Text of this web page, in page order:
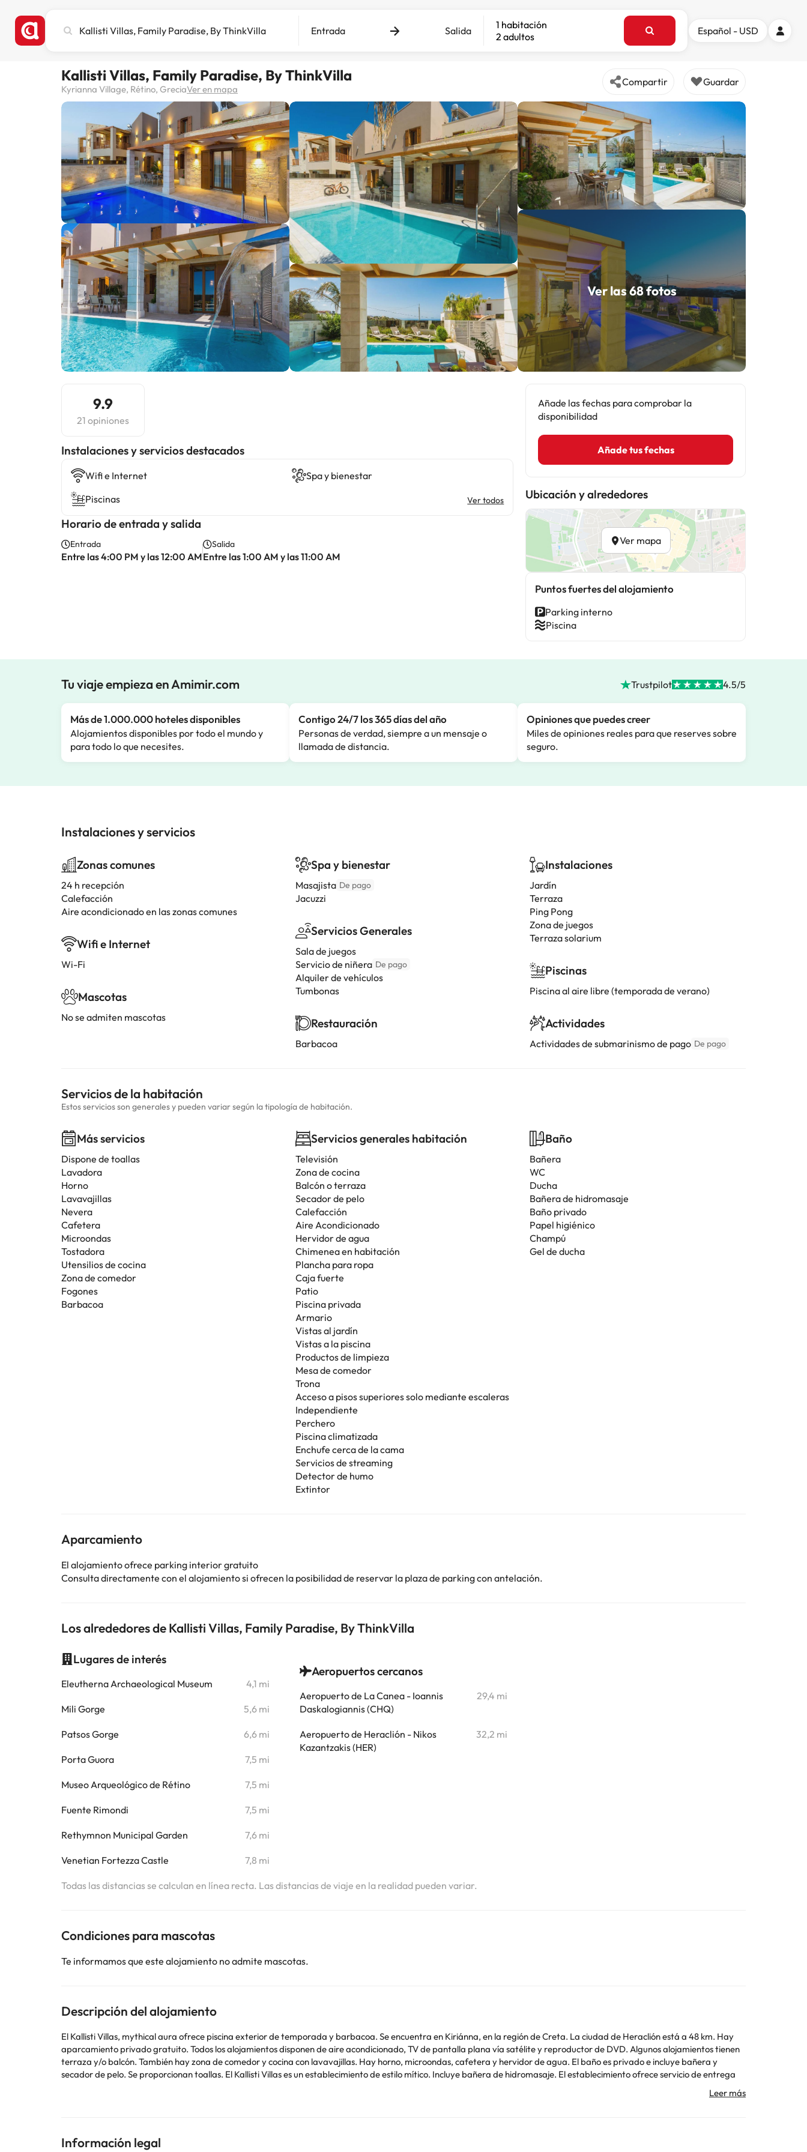
ciudad,
destino
Entrada Salida
1 habitación
2 adultos
Español - USD
Kallisti Villas, Family Paradise, By ThinkVilla
Kyrianna Village, Rétino, GreciaVer en mapa
Compartir Guardar
Ver las 68 fotos
9.9
21 opiniones
Instalaciones y servicios destacados
Wifi e Internet
Spa y bienestar
Piscinas
Ver todos
Horario de entrada y salida
Entrada
Entre las 4:00 PM y las 12:00 AM
Salida
Entre las 1:00 AM y las 11:00 AM
Añade las fechas para comprobar la
disponibilidad
Añade tus fechas
Ubicación y alrededores
Ver mapa
Puntos fuertes del alojamiento
Parking interno
Piscina
Tu viaje empieza en Amimir.com Trustpilot 4.5/5
Más de 1.000.000 hoteles disponibles
Alojamientos disponibles por todo el mundo y
para todo lo que necesites.
Contigo 24/7 los 365 días del año
Personas de verdad, siempre a un mensaje o
llamada de distancia.
Opiniones que puedes creer
Miles de opiniones reales para que reserves sobre
seguro.
Instalaciones y servicios
Zonas comunes
24 h recepción
Calefacción
Aire acondicionado en las zonas comunes
Wifi e Internet
Wi-Fi
Mascotas
No se admiten mascotas
Spa y bienestar
Masajista De pago
Jacuzzi
Servicios Generales
Sala de juegos
Servicio de niñera De pago
Alquiler de vehículos
Tumbonas
Restauración
Barbacoa
Instalaciones
Jardín
Terraza
Ping Pong
Zona de juegos
Terraza solarium
Piscinas
Piscina al aire libre (temporada de verano)
Actividades
Actividades de submarinismo de pago De pago
Servicios de la habitación
Estos servicios son generales y pueden variar según la tipología de habitación.
Más servicios
Dispone de toallas
Lavadora
Horno
Lavavajillas
Nevera
Cafetera
Microondas
Tostadora
Utensilios de cocina
Zona de comedor
Fogones
Barbacoa
Servicios generales habitación
Televisión
Zona de cocina
Balcón o terraza
Secador de pelo
Calefacción
Aire Acondicionado
Hervidor de agua
Chimenea en habitación
Plancha para ropa
Caja fuerte
Patio
Piscina privada
Armario
Vistas al jardín
Vistas a la piscina
Productos de limpieza
Mesa de comedor
Trona
Acceso a pisos superiores solo mediante escaleras
Independiente
Perchero
Piscina climatizada
Enchufe cerca de la cama
Servicios de streaming
Detector de humo
Extintor
Baño
Bañera
WC
Ducha
Bañera de hidromasaje
Baño privado
Papel higiénico
Champú
Gel de ducha
Aparcamiento
El alojamiento ofrece parking interior gratuito
Consulta directamente con el alojamiento si ofrecen la posibilidad de reservar la plaza de parking con antelación.
Los alrededores de Kallisti Villas, Family Paradise, By ThinkVilla
Lugares de interés
Eleutherna Archaeological Museum 4,1 mi
Mili Gorge 5,6 mi
Patsos Gorge 6,6 mi
Porta Guora 7,5 mi
Museo Arqueológico de Rétino 7,5 mi
Fuente Rimondi 7,5 mi
Rethymnon Municipal Garden 7,6 mi
Venetian Fortezza Castle 7,8 mi
Aeropuertos cercanos
Aeropuerto de La Canea - Ioannis
Daskalogiannis (CHQ)
29,4 mi
Aeropuerto de Heraclión - Nikos
Kazantzakis (HER)
32,2 mi
Todas las distancias se calculan en línea recta. Las distancias de viaje en la realidad pueden variar.
Condiciones para mascotas
Te informamos que este alojamiento no admite mascotas.
Descripción del alojamiento
El Kallisti Villas, mythical aura ofrece piscina exterior de temporada y barbacoa. Se encuentra en Kiriánna, en la región de Creta. La ciudad de Heraclión está a 48 km. Hay
aparcamiento privado gratuito. Todos los alojamientos disponen de aire acondicionado, TV de pantalla plana vía satélite y reproductor de DVD. Algunos alojamientos tienen
terraza y/o balcón. También hay zona de comedor y cocina con lavavajillas. Hay horno, microondas, cafetera y hervidor de agua. El baño es privado e incluye bañera y
secador de pelo. Se proporcionan toallas. El Kallisti Villas es un establecimiento de estilo mítico. Incluye bañera de hidromasaje. El establecimiento ofrece servicio de entrega
practicar ciclismo. El Kallisti Villas, mythical aura, By ThinkVilla se encuentra a 18 km de Balíon y a 12 km de Rétino. El aeropuerto más cercano es el aeropuerto internacional de
reserva o ponerte en contacto directamente con el alojamiento. Los datos de contacto aparecen en la confirmación de la reserva. En este alojamiento no se pueden celebrar
Información legal